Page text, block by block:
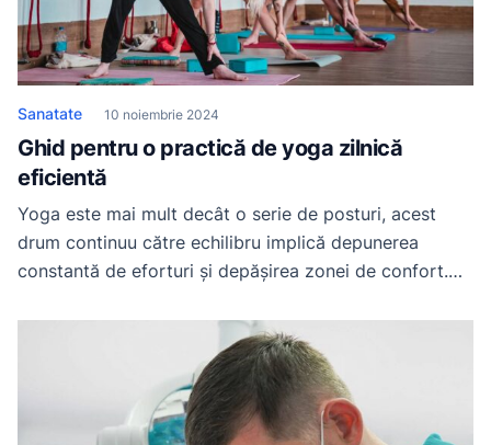
Sanatate 10 noiembrie 2024
Ghid pentru o practică de yoga zilnică
eficientă
Yoga este mai mult decât o serie de posturi, acest
drum continuu către echilibru implică depunerea
constantă de eforturi și depășirea zonei de confort.
practici milenare, este esențial să o integrăm într-un
mod eficient în rutina noastră zilnică. Chiar dacă
această practică este relaxantă și plăcută, nu este […]